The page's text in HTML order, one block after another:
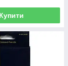
Купити